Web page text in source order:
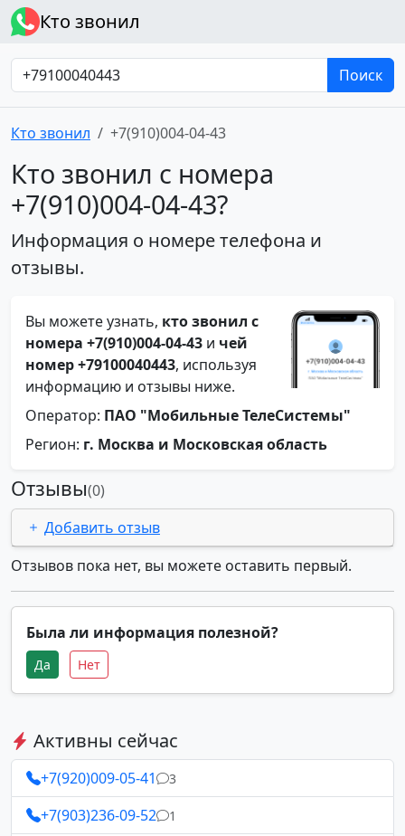
Кто звонил
Поиск
Кто звонил +7(910)004-04-43
Кто звонил с номера
+7(910)004-04-43?
Информация о номере телефона и
отзывы.
Вы можете узнать, кто звонил с
номера +7(910)004-04-43 и чей
номер +79100040443, используя
информацию и отзывы ниже.
Оператор: ПАО "Мобильные ТелеСистемы"
Регион: г. Москва и Московская область
Отзывы(0)
Добавить отзыв
Отзывов пока нет, вы можете оставить первый.
Была ли информация полезной?
Да Нет
Активны сейчас
+7(920)009-05-41 3
+7(903)236-09-52 1